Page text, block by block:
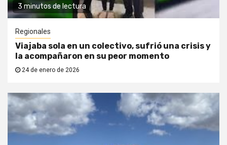
3 minutos de lectura
Regionales
Viajaba sola en un colectivo, sufrió una crisis y
la acompañaron en su peor momento
24 de enero de 2026